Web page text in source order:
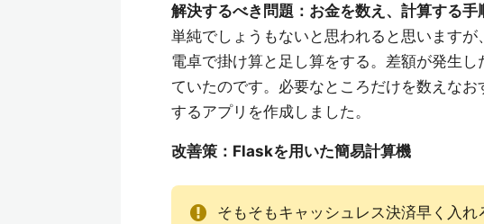
解決するべき問題：お金を数え、計算する手
単純でしょうもないと思われると思いますが
電卓で掛け算と足し算をする。差額が発生
ていたのです。必要なところだけを数えな
するアプリを作成しました。
改善策：Flaskを用いた簡易計算機
そもそもキャッシュレス決済早く入れ